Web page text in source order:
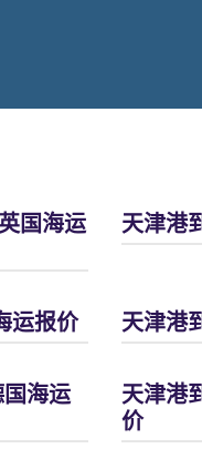
国海运
天津港
运报价 天津港
海运
天津港
价